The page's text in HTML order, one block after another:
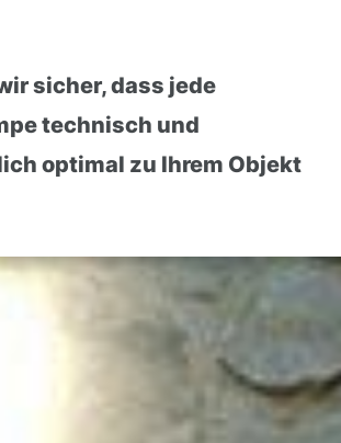
sicher, dass jede
technisch und
optimal zu Ihrem Objekt